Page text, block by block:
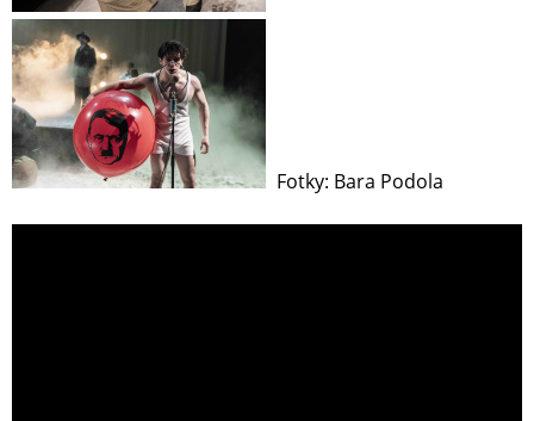
Fotky: Bara Podola